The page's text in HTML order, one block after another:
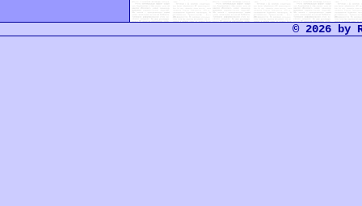
© 2026 by